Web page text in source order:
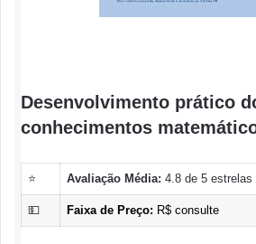
Desenvolvimento prático
conhecimentos
⭐ Avaliação Média: 4.8 de 5 estrelas
💵 Faixa de Preço: R$ consulte